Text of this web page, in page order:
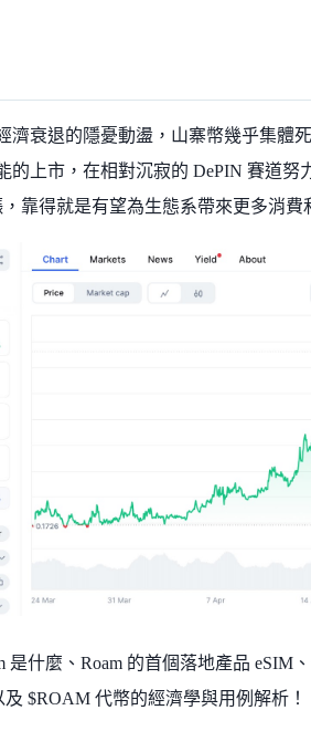
濟衰退的隱憂動盪，山寨幣幾乎集體
的上市，在相對沉寂的 DePIN 賽道努
，靠得就是有望為生態系帶來更多消
是什麼、Roam 的首個落地產品 eSIM
$ROAM 代幣的經濟學與用例解析！